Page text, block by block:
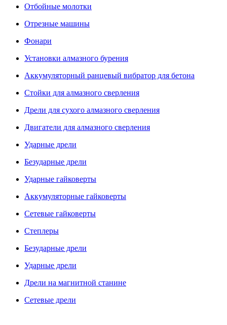
Отбойные молотки
Отрезные машины
Фонари
Установки алмазного бурения
Аккумуляторный ранцевый вибратор для бетона
Стойки для алмазного сверления
Дрели для сухого алмазного сверления
Двигатели для алмазного сверления
Ударные дрели
Безударные дрели
Ударные гайковерты
Аккумуляторные гайковерты
Сетевые гайковерты
Степлеры
Безударные дрели
Ударные дрели
Дрели на магнитной станине
Сетевые дрели